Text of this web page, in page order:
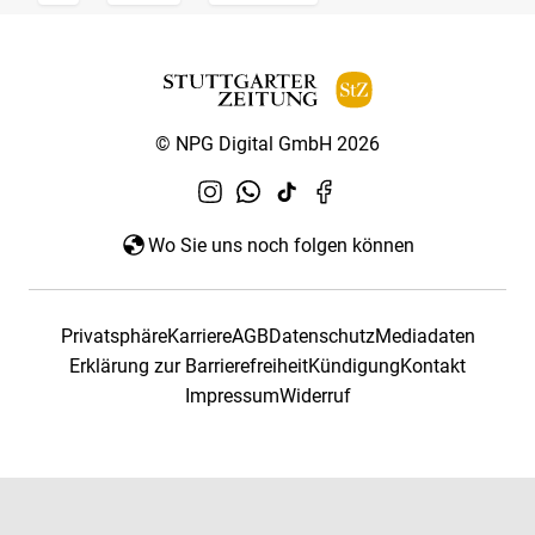
© NPG Digital GmbH 2026
Wo Sie uns noch folgen können
PrivatsphäreKarriereAGBDatenschutzMediadaten
Erklärung zur BarrierefreiheitKündigungKontakt
ImpressumWiderruf